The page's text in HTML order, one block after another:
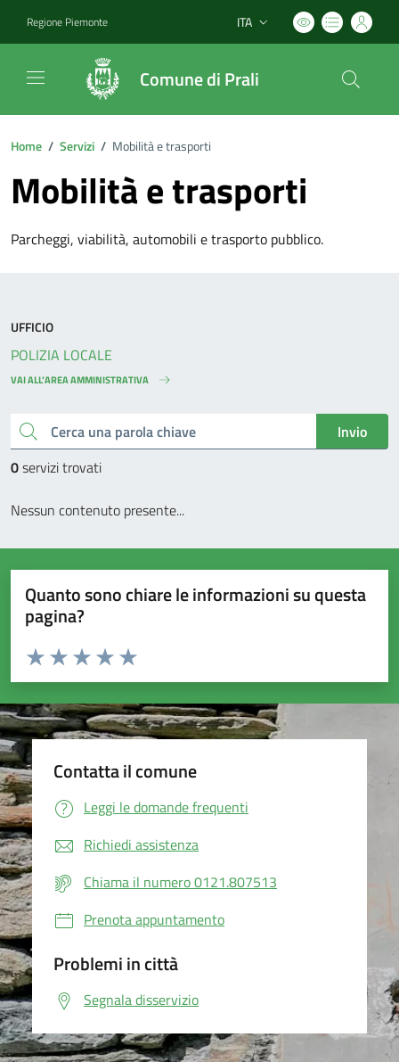
Regione Piemonte Lingua attiva:
ITA
Comune di Prali
Home / Servizi / Mobilità e trasporti
Mobilità e trasporti
Parcheggi, viabilità, automobili e trasporto pubblico.
Cerca una parola chiave
Invio
0servizi trovati
Nessun contenuto presente...
UFFICIO
POLIZIA LOCALE
VAI ALL’AREA AMMINISTRATIVA
Quanto sono chiare le informazioni su questa
pagina?
Valuta da 1 a 5 stelle la pagina
Valuta 5 stelle su 5
Valuta 4 stelle su 5
Valuta 3 stelle su 5
Valuta 2 stelle su 5
Valuta 1 stelle su 5
Contatta il comune
Leggi le domande frequenti
Richiedi assistenza
Chiama il numero 0121.807513
Prenota appuntamento
Problemi in città
Segnala disservizio